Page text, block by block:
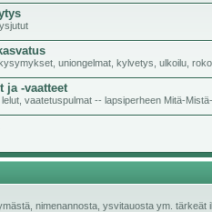
uniongelmat, kylvetys, ulkoilu,
ja -vaatteet
vaatetuspulmat -- lapsiperheen Mitä-
nimenannosta, ysvitauosta ym. tärkeät